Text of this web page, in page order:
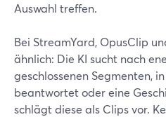
Auswahl treffen.
Bei StreamYard, OpusClip
ähnlich: Die KI sucht nach
geschlossenen Segmenten,
beantwortet oder eine
schlägt diese als Clips vor.